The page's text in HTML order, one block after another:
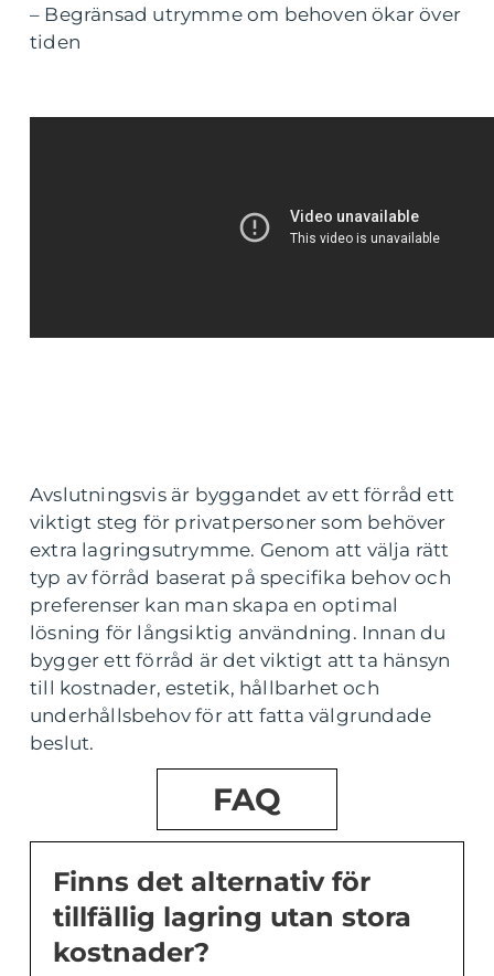
– Begränsad utrymme om behoven ökar över
tiden
Avslutningsvis är byggandet av ett förråd ett
viktigt steg för privatpersoner som behöver
extra lagringsutrymme. Genom att välja rätt
typ av förråd baserat på specifika behov och
preferenser kan man skapa en optimal
lösning för långsiktig användning. Innan du
bygger ett förråd är det viktigt att ta hänsyn
till kostnader, estetik, hållbarhet och
underhållsbehov för att fatta välgrundade
beslut.
FAQ
Finns det alternativ för
tillfällig lagring utan stora
kostnader?